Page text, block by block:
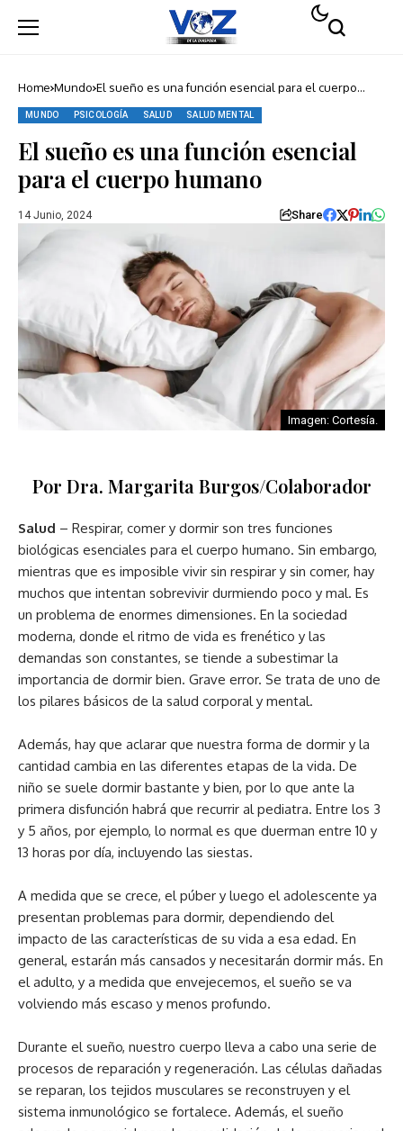
Home Mundo El sueño es una función esencial para el cuerpo
MUNDO PSICOLOGÍA SALUD SALUD MENTAL
El sueño es una función esencial
para el cuerpo humano
14 Junio, 2024 Share
Imagen: Cortesía.
Por Dra. Margarita Burgos/Colaborador
Salud – Respirar, comer y dormir son tres funciones
biológicas esenciales para el cuerpo humano. Sin embargo,
mientras que es imposible vivir sin respirar y sin comer, hay
muchos que intentan sobrevivir durmiendo poco y mal. Es
un problema de enormes dimensiones. En la sociedad
moderna, donde el ritmo de vida es frenético y las
demandas son constantes, se tiende a subestimar la
importancia de dormir bien. Grave error. Se trata de uno de
los pilares básicos de la salud corporal y mental.
Además, hay que aclarar que nuestra forma de dormir y la
cantidad cambia en las diferentes etapas de la vida. De
niño se suele dormir bastante y bien, por lo que ante la
primera disfunción habrá que recurrir al pediatra. Entre los 3
y 5 años, por ejemplo, lo normal es que duerman entre 10 y
13 horas por día, incluyendo las siestas.
A medida que se crece, el púber y luego el adolescente ya
presentan problemas para dormir, dependiendo del
impacto de las características de su vida a esa edad. En
general, estarán más cansados y necesitarán dormir más. En
el adulto, y a medida que envejecemos, el sueño se va
volviendo más escaso y menos profundo.
Durante el sueño, nuestro cuerpo lleva a cabo una serie de
procesos de reparación y regeneración. Las células dañadas
se reparan, los tejidos musculares se reconstruyen y el
sistema inmunológico se fortalece. Además, el sueño